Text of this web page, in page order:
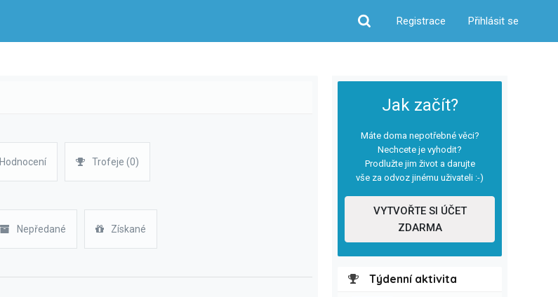
Hledat
Registrace Přihlásit se
Jak začít?
Máte doma nepotřebné věci?
Nechcete je vyhodit?
Prodlužte jim život a darujte
vše za odvoz jinému uživateli :-)
VYTVOŘTE SI ÚČET
ZDARMA
Týdenní aktivita
Hodnocení Trofeje (0)
Nepředané Získané